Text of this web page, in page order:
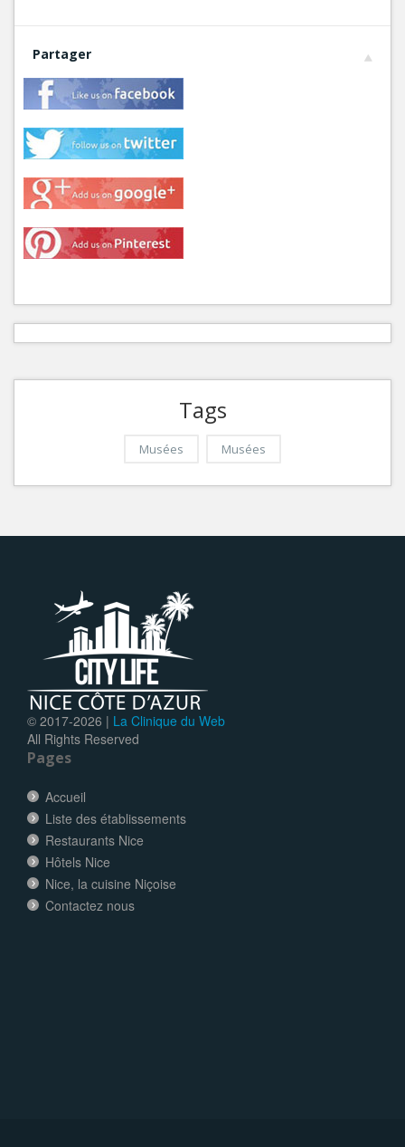
Partager
Tags
Musées Musées
© 2017-2026 | La Clinique du Web
All Rights Reserved
Pages
Accueil
Liste des établissements
Restaurants Nice
Hôtels Nice
Nice, la cuisine Niçoise
Contactez nous